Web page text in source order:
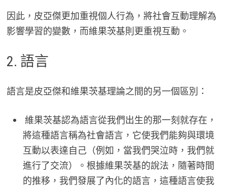
因此，皮亞傑更加重視個人行為，將社會互動理解為
影響學習的變數，而維果茨基則更重視互動。
2. 語言
語言是皮亞傑和維果茨基理論之間的另一個區別：
維果茨基認為語言從我們出生的那一刻就存在，
將這種語言稱為社會語言，它使我們能夠與環境
互動以表達自己（例如，當我們哭泣時，我們就
進行了交流）。根據維果茨基的說法，隨著時間
的推移，我們發展了內化的語言，這種語言使我